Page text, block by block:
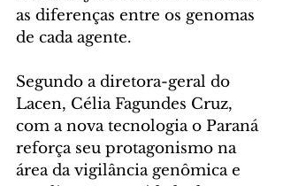
as diferenças entre os genomas
de cada agente.
Segundo a diretora-geral do
Lacen, Célia Fagundes Cruz,
com a nova tecnologia o Paraná
reforça seu protagonismo na
área da vigilância genômica e